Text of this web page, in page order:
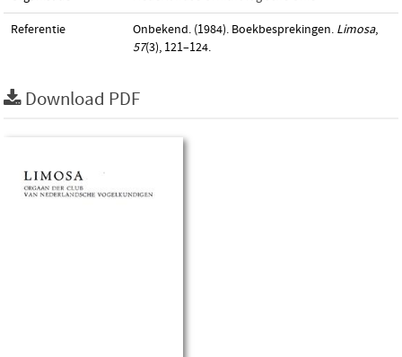
Referentie Onbekend. (1984). Boekbesprekingen. Limosa,
57(3), 121–124.
Download PDF